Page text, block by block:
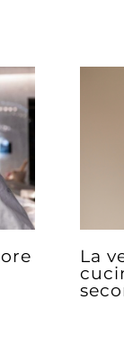
La